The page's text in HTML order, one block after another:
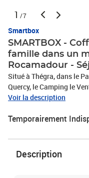
1 /7
Smartbox
SMARTBOX -
famille dans un
Rocamadour -
Situé à Thégra, dans le
Quercy, le Camping le
d’une nuit pour 4
convivial, confortable et
façade, vous aurez la
extérieur avant d’aller
de là ou de rejoindre vos
Voir la description
Temporairement
Description